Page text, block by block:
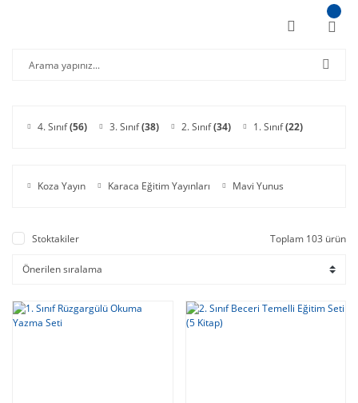
4. Sınıf(56) 3. Sınıf(38) 2. Sınıf(34) 1. Sınıf(22)
Koza Yayın Karaca Eğitim Yayınları Mavi Yunus
Stoktakiler Toplam 103 ürün